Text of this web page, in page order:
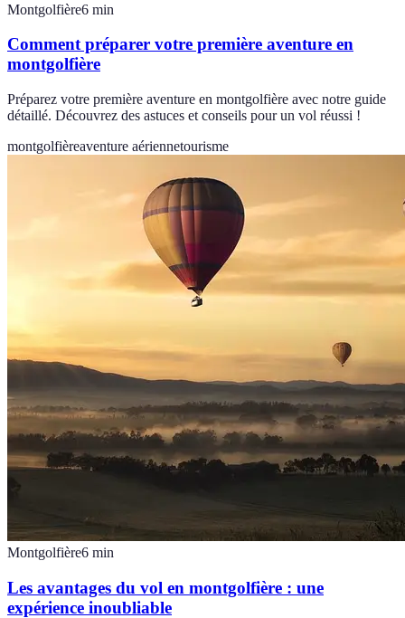
Montgolfière6 min
Comment préparer votre première aventure en
montgolfière
Préparez votre première aventure en montgolfière avec notre guide
détaillé. Découvrez des astuces et conseils pour un vol réussi !
montgolfièreaventure aériennetourisme
Montgolfière6 min
Les avantages du vol en montgolfière : une
expérience inoubliable